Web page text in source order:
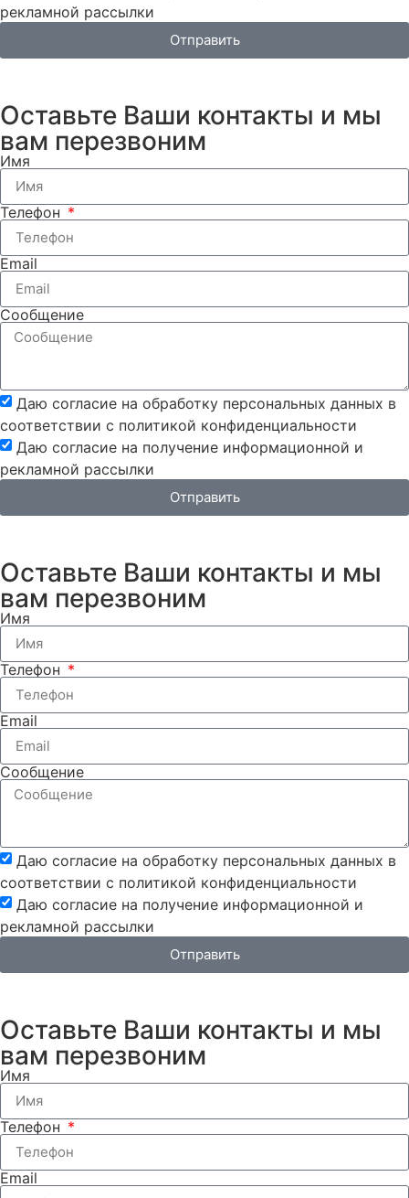
рекламной рассылки
Отправить
Оставьте Ваши контакты и мы
вам перезвоним
Имя
Телефон
Email
Сообщение
Даю согласие на обработку персональных данных в
соответствии с политикой конфиденциальности
Даю согласие на получение информационной и
рекламной рассылки
Отправить
Оставьте Ваши контакты и мы
вам перезвоним
Имя
Телефон
Email
Сообщение
Даю согласие на обработку персональных данных в
соответствии с политикой конфиденциальности
Даю согласие на получение информационной и
рекламной рассылки
Отправить
Оставьте Ваши контакты и мы
вам перезвоним
Имя
Телефон
Email